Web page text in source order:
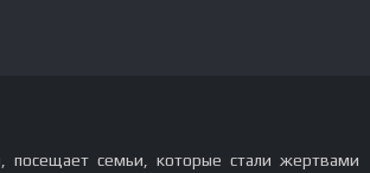
семьи, которые стали жертвами